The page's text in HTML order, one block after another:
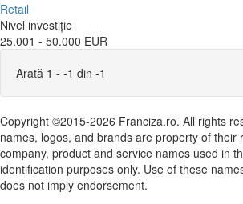
Retail
Nivel investiție
25.001 - 50.000 EUR
Arată 1 - -1 din -1
Copyright ©2015-2026 Franciza.ro. All rights
names, logos, and brands are property of their
company, product and service names used in
identification purposes only. Use of these
does not imply endorsement.